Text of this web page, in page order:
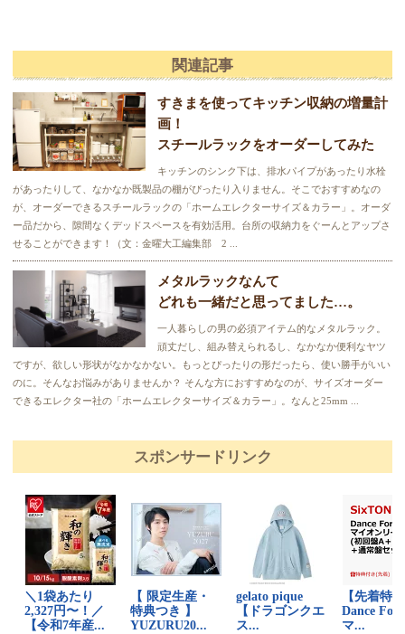
関連記事
すきまを使ってキッチン収納の増量計
画！
スチールラックをオーダーしてみた
キッチンのシンク下は、排水パイプがあったり水栓
があったりして、なかなか既製品の棚がぴったり入りません。そこでおすすめなの
が、オーダーできるスチールラックの「ホームエレクターサイズ＆カラー」。オーダ
ー品だから、隙間なくデッドスペースを有効活用。台所の収納力をぐーんとアップさ
せることができます！（文：金曜大工編集部 2 ...
メタルラックなんて
どれも一緒だと思ってました…。
一人暮らしの男の必須アイテム的なメタルラック。
頑丈だし、組み替えられるし、なかなか便利なヤツ
ですが、欲しい形状がなかなかない。もっとぴったりの形だったら、使い勝手がいい
のに。そんなお悩みがありませんか？ そんな方におすすめなのが、サイズオーダー
できるエレクター社の「ホームエレクターサイズ＆カラー」。なんと25mm ...
スポンサードリンク